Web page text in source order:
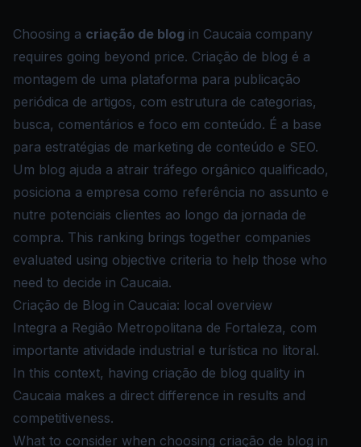
Choosing a criação de blog in Caucaia company
requires going beyond price. Criação de blog é a
montagem de uma plataforma para publicação
periódica de artigos, com estrutura de categorias,
busca, comentários e foco em conteúdo. É a base
para estratégias de marketing de conteúdo e SEO.
Um blog ajuda a atrair tráfego orgânico qualificado,
posiciona a empresa como referência no assunto e
nutre potenciais clientes ao longo da jornada de
compra. This ranking brings together companies
evaluated using objective criteria to help those who
need to decide in Caucaia.
Criação de Blog in Caucaia: local overview
Integra a Região Metropolitana de Fortaleza, com
importante atividade industrial e turística no litoral.
In this context, having criação de blog quality in
Caucaia makes a direct difference in results and
competitiveness.
What to consider when choosing criação de blog in